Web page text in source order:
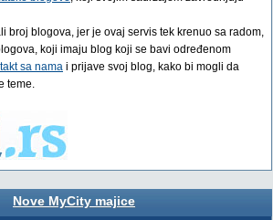
broj blogova, jer je ovaj servis tek krenuo sa radom,
koji imaju blog koji se bavi određenom
sa nama i prijave svoj blog, kako bi mogli da
teme.
Nove MyCity majice